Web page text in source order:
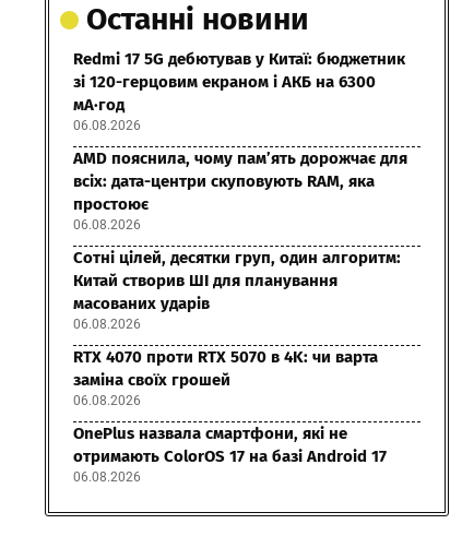
Останні новини
Redmi 17 5G дебютував у Китаї: бюджетник
зі 120-герцовим екраном і АКБ на 6300
мА·год
06.08.2026
AMD пояснила, чому пам’ять дорожчає для
всіх: дата-центри скуповують RAM, яка
простоює
06.08.2026
Сотні цілей, десятки груп, один алгоритм:
Китай створив ШІ для планування
масованих ударів
06.08.2026
RTX 4070 проти RTX 5070 в 4K: чи варта
заміна своїх грошей
06.08.2026
OnePlus назвала смартфони, які не
отримають ColorOS 17 на базі Android 17
06.08.2026